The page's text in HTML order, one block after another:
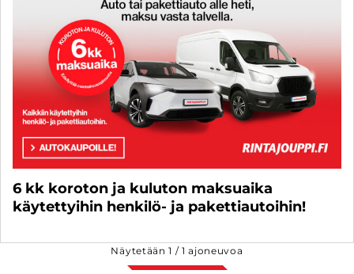
6 kk koroton ja kuluton maksuaika
käytettyihin henkilö- ja pakettiautoihin!
Näytetään1 /1 ajoneuvoa